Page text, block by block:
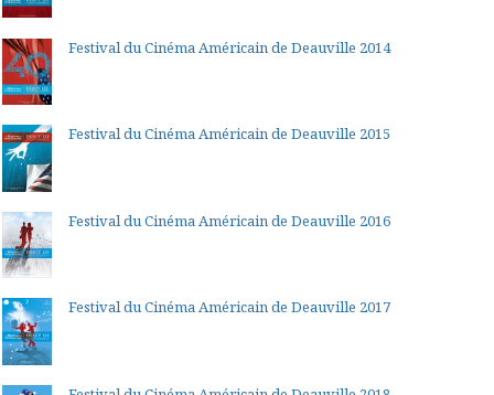
Festival du Cinéma Américain de Deauville 2014
Festival du Cinéma Américain de Deauville 2015
Festival du Cinéma Américain de Deauville 2016
Festival du Cinéma Américain de Deauville 2017